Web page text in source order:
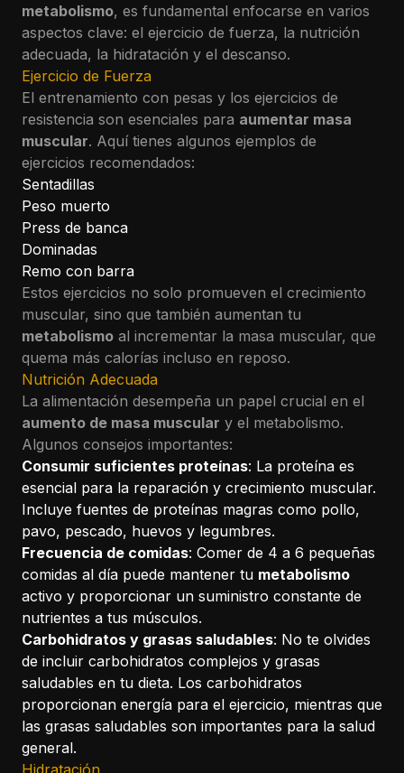
metabolismo, es fundamental enfocarse en varios
aspectos clave: el ejercicio de fuerza, la nutrición
adecuada, la hidratación y el descanso.
Ejercicio de Fuerza
El entrenamiento con pesas y los ejercicios de
resistencia son esenciales para aumentar masa
muscular. Aquí tienes algunos ejemplos de
ejercicios recomendados:
Sentadillas
Peso muerto
Press de banca
Dominadas
Remo con barra
Estos ejercicios no solo promueven el crecimiento
muscular, sino que también aumentan tu
metabolismo al incrementar la masa muscular, que
quema más calorías incluso en reposo.
Nutrición Adecuada
La alimentación desempeña un papel crucial en el
aumento de masa muscular y el metabolismo.
Algunos consejos importantes:
Consumir suficientes proteínas: La proteína es
esencial para la reparación y crecimiento muscular.
Incluye fuentes de proteínas magras como pollo,
pavo, pescado, huevos y legumbres.
Frecuencia de comidas: Comer de 4 a 6 pequeñas
comidas al día puede mantener tu metabolismo
activo y proporcionar un suministro constante de
nutrientes a tus músculos.
Carbohidratos y grasas saludables: No te olvides
de incluir carbohidratos complejos y grasas
saludables en tu dieta. Los carbohidratos
proporcionan energía para el ejercicio, mientras que
las grasas saludables son importantes para la salud
general.